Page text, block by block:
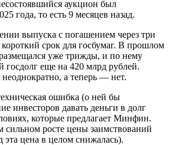
аукцион был
года, то есть 9 месяцев назад.
выпуска с погашением через три
срок для госбумаг. В прошлом
уже трижды, и по нему
госдолг еще на 420 млрд рублей.
а теперь — нет.
ошибка (о ней бы
инвесторов давать деньги в долг
которые предлагает Минфин.
сильном росте цены заимствований
цена в целом снижалась).